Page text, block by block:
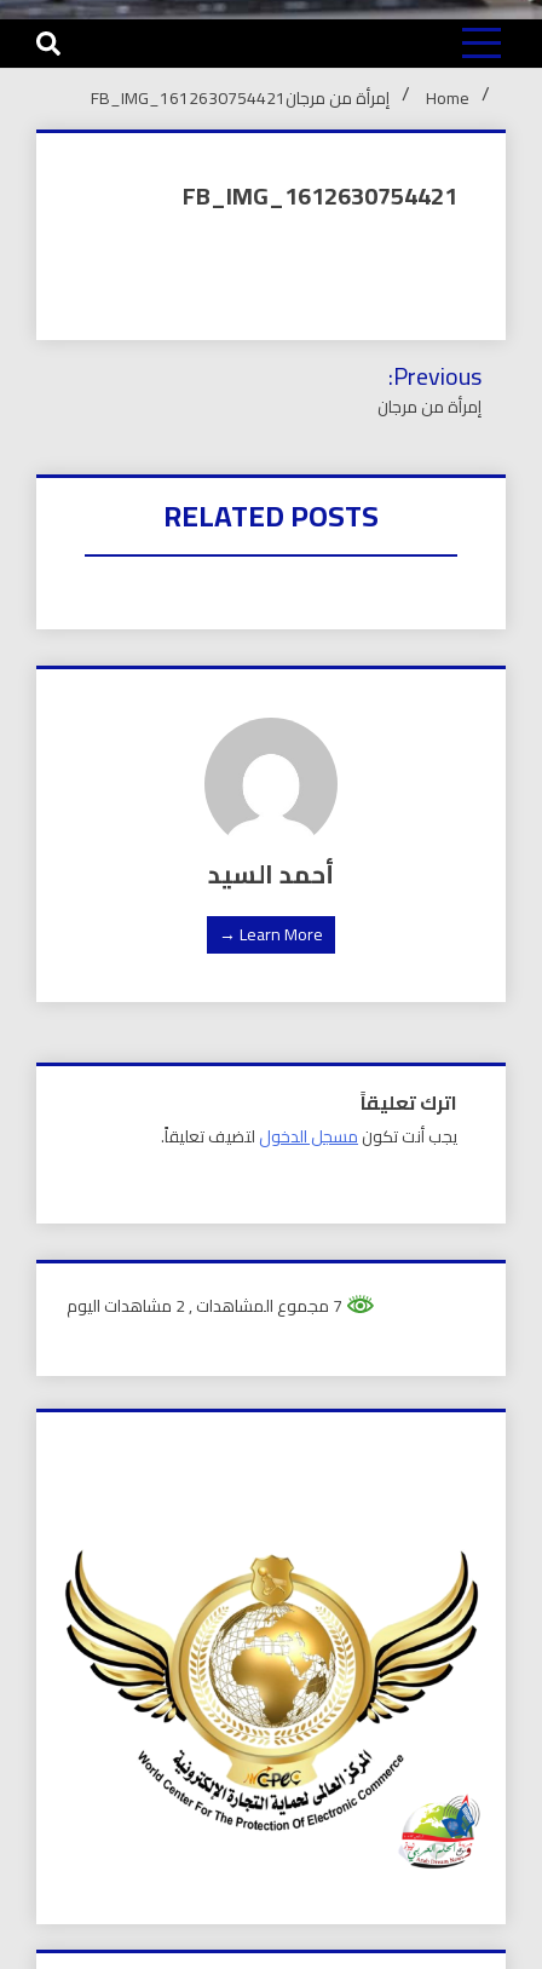
Home إمرأة من مرجانFB_IMG_1612630754421
FB_IMG_1612630754421
تصفّح
المقالات
Previous:
إمرأة من مرجان
RELATED POSTS
أحمد السيد
Learn More →
اترك تعليقاً
يجب أنت تكونمسجل الدخوللتضيف تعليقاً.
, 2 مشاهدات اليوم